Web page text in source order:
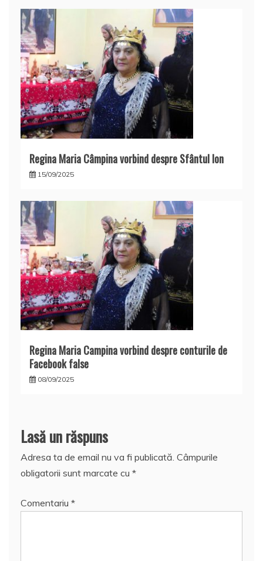
Regina Maria Câmpina vorbind despre Sfântul Ion
15/09/2025
Regina Maria Campina vorbind despre conturile de
Facebook false
08/09/2025
Lasă un răspuns
Adresa ta de email nu va fi publicată. Câmpurile
obligatorii sunt marcate cu *
Comentariu *